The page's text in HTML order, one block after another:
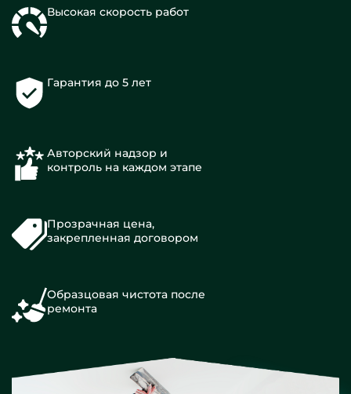
Высокая скорость работ
Гарантия до 5 лет
Авторский надзор и
контроль на каждом этапе
Прозрачная цена,
закрепленная договором
Образцовая чистота после
ремонта